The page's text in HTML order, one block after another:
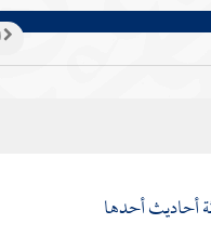
أحاديث أحدها